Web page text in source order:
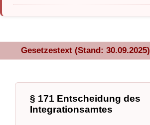
Gesetzestext (Stand: 30.09.2025)
§ 171 Entscheidung des
Integrationsamtes